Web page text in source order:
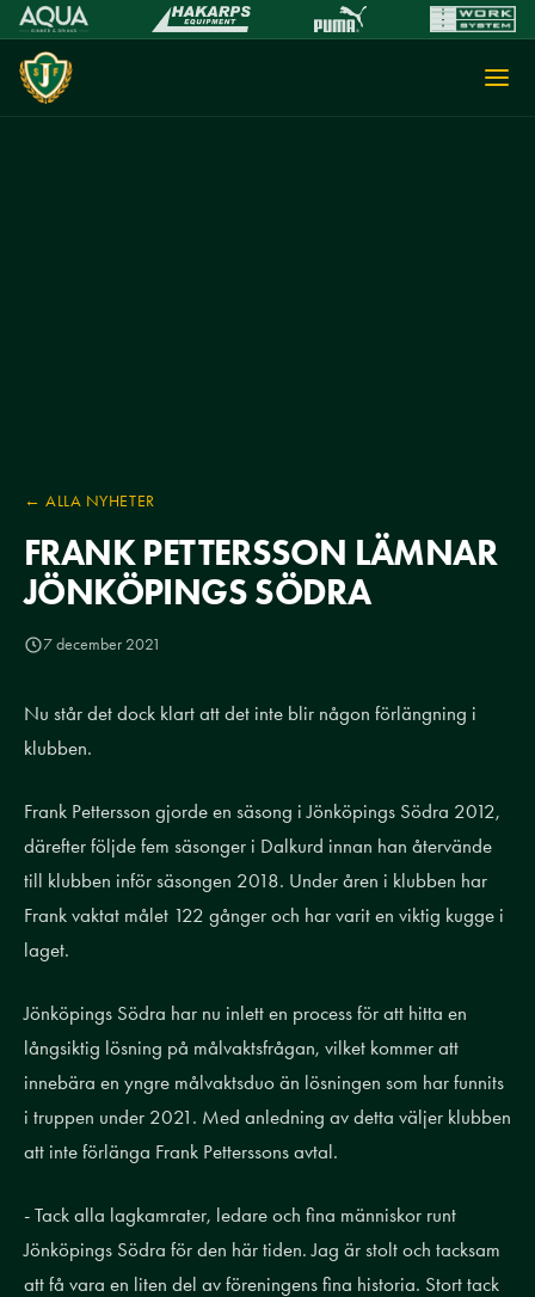
← ALLA NYHETER
FRANK PETTERSSON LÄMNAR
JÖNKÖPINGS SÖDRA
7 december 2021
Nu står det dock klart att det inte blir någon förlängning i
klubben.​
Frank Pettersson gjorde en säsong i Jönköpings Södra 2012,
därefter följde fem säsonger i Dalkurd innan han återvände
till klubben inför säsongen 2018. Under åren i klubben har
Frank vaktat målet 122 gånger och har varit en viktig kugge i
laget.
Jönköpings Södra har nu inlett en process för att hitta en
långsiktig lösning på målvaktsfrågan, vilket kommer att
innebära en yngre målvaktsduo än lösningen som har funnits
i truppen under 2021. Med anledning av detta väljer klubben
att inte förlänga Frank Petterssons avtal.
- Tack alla lagkamrater, ledare och fina människor runt
Jönköpings Södra för den här tiden. Jag är stolt och tacksam
att få vara en liten del av föreningens fina historia. Stort tack